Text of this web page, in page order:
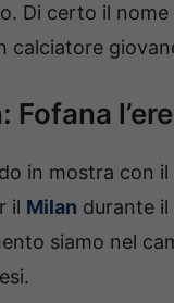
Di certo il nome
calciatore
in mostra con
il Milan durante
siamo nel